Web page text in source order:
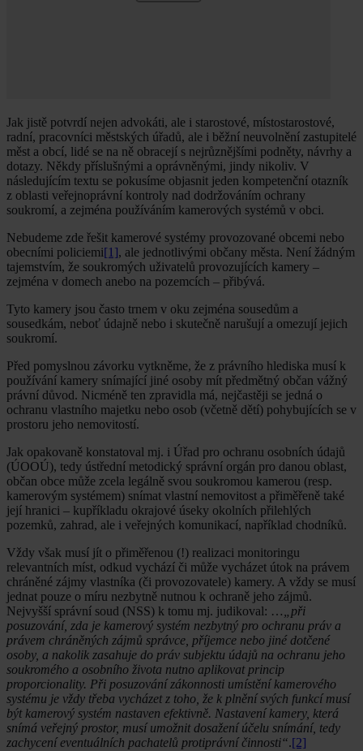
Jak jistě potvrdí nejen advokáti, ale i starostové, místostarostové,
radní, pracovníci městských úřadů, ale i běžní neuvolnění zastupitelé
měst a obcí, lidé se na ně obracejí s nejrůznějšími podněty, návrhy a
dotazy. Někdy příslušnými a oprávněnými, jindy nikoliv. V
následujícím textu se pokusíme objasnit jeden kompetenční otazník
z oblasti veřejnoprávní kontroly nad dodržováním ochrany
soukromí, a zejména používáním kamerových systémů v obci.
Nebudeme zde řešit kamerové systémy provozované obcemi nebo
obecními policiemi[1], ale jednotlivými občany města. Není žádným
tajemstvím, že soukromých uživatelů provozujících kamery –
zejména v domech anebo na pozemcích – přibývá.
Tyto kamery jsou často trnem v oku zejména sousedům a
sousedkám, neboť údajně nebo i skutečně narušují a omezují jejich
soukromí.
Před pomyslnou závorku vytkněme, že z právního hlediska musí k
používání kamery snímající jiné osoby mít předmětný občan vážný
právní důvod. Nicméně ten zpravidla má, nejčastěji se jedná o
ochranu vlastního majetku nebo osob (včetně dětí) pohybujících se v
prostoru jeho nemovitostí.
Jak opakovaně konstatoval mj. i Úřad pro ochranu osobních údajů
(ÚOOÚ), tedy ústřední metodický správní orgán pro danou oblast,
občan obce může zcela legálně svou soukromou kamerou (resp.
kamerovým systémem) snímat vlastní nemovitost a přiměřeně také
její hranici – kupříkladu okrajové úseky okolních přilehlých
pozemků, zahrad, ale i veřejných komunikací, například chodníků.
Vždy však musí jít o přiměřenou (!) realizaci monitoringu
relevantních míst, odkud vychází či může vycházet útok na právem
chráněné zájmy vlastníka (či provozovatele) kamery. A vždy se musí
jednat pouze o míru nezbytně nutnou k ochraně jeho zájmů.
Nejvyšší správní soud (NSS) k tomu mj. judikoval: …
„při
posuzování, zda je kamerový systém nezbytný pro ochranu práv a
právem chráněných zájmů správce, příjemce nebo jiné dotčené
osoby, a nakolik zasahuje do práv subjektu údajů na ochranu jeho
soukromého a osobního života nutno aplikovat princip
proporcionality. Při posuzování zákonnosti umístění kamerového
systému je vždy třeba vycházet z toho, že k plnění svých funkcí musí
být kamerový systém nastaven efektivně. Nastavení kamery, která
snímá veřejný prostor, musí umožnit dosažení účelu snímání, tedy
zachycení eventuálních pachatelů protiprávní činnosti“.[2]